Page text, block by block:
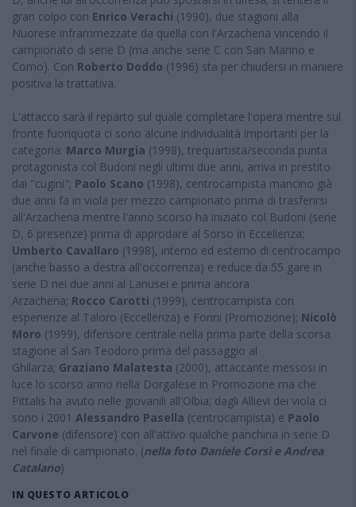
gran colpo con Enrico Verachi (1990), due stagioni alla
Nuorese inframmezzate da quella con l'Arzachena vincendo il
campionato di serie D (ma anche serie C con San Marino e
Como). Con Roberto Doddo (1996) sta per chiudersi in maniere
positiva la trattativa.
L'attacco sarà il reparto sul quale completare l'opera mentre sul
fronte fuoriquota ci sono alcune individualità importanti per la
categoria: Marco Murgia (1998), trequartista/seconda punta
protagonista col Budoni negli ultimi due anni, arriva in prestito
dai "cugini"; Paolo Scano (1998), centrocampista mancino già
due anni fa in viola per mezzo campionato prima di trasferirsi
all'Arzachena mentre l'anno scorso ha iniziato col Budoni (serie
D, 6 presenze) prima di approdare al Sorso in Eccellenza;
Umberto Cavallaro (1998), interno ed esterno di centrocampo
(anche basso a destra all'occorrenza) e reduce da 55 gare in
serie D nei due anni al Lanusei e prima ancora
Arzachena; Rocco Carotti (1999), centrocampista con
esperienze al Taloro (Eccellenza) e Fonni (Promozione); Nicolò
Moro (1999), difensore centrale nella prima parte della scorsa
stagione al San Teodoro prima del passaggio al
Ghilarza; Graziano Malatesta (2000), attaccante messosi in
luce lo scorso anno nella Dorgalese in Promozione ma che
Pittalis ha avuto nelle giovanili all'Olbia; dagli Allievi dei viola ci
sono i 2001 Alessandro Pasella (centrocampista) e Paolo
Carvone (difensore) con all'attivo qualche panchina in serie D
nel finale di campionato. (nella foto Daniele Corsi e Andrea
Catalano)
IN QUESTO ARTICOLO